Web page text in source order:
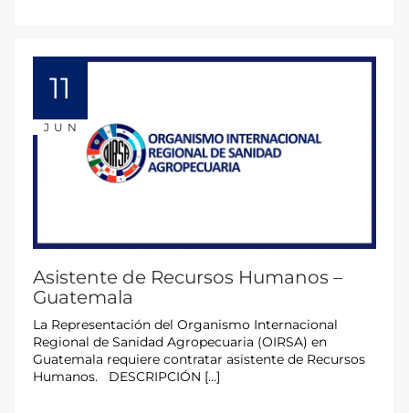
11
JUN
Asistente de Recursos Humanos –
Guatemala
La Representación del Organismo Internacional
Regional de Sanidad Agropecuaria (OIRSA) en
Guatemala requiere contratar asistente de Recursos
Humanos. DESCRIPCIÓN […]